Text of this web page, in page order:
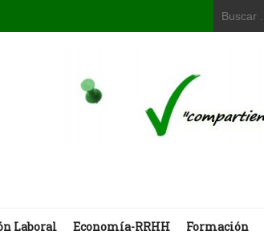
Laboral Economía-RRHH Formación